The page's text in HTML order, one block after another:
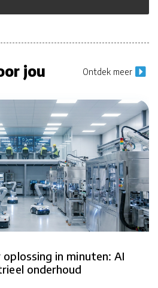
jou Ontdek meer
in minuten: AI
onderhoud